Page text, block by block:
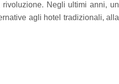
Negli ultimi anni, un
agli hotel tradizionali, alla